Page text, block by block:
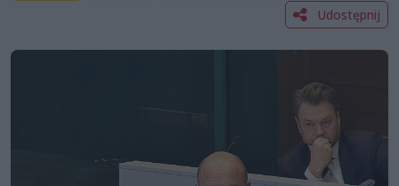
Udostępnij